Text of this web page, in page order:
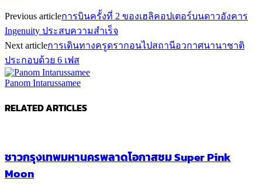
Previous articleการบินครั้งที่ 2 ของเฮลิคอปเตอร์บนดาวอังคาร
Ingenuity ประสบความสำเร็จ
Next articleการเดินทางครูดรากอนไปสถานีอวกาศนานาชาติ
ประกอบด้วย 6 เฟส
Panom Intarussamee
RELATED ARTICLES
ชาวกรุงเทพมหานครพลาดโอกาสชม Super Pink
Moon